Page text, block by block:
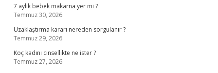
7 aylık bebek makarna yer mi ?
Temmuz 30, 2026
Uzaklaştırma kararı nereden sorgulanır ?
Temmuz 29, 2026
Koç kadını cinsellikte ne ister ?
Temmuz 27, 2026